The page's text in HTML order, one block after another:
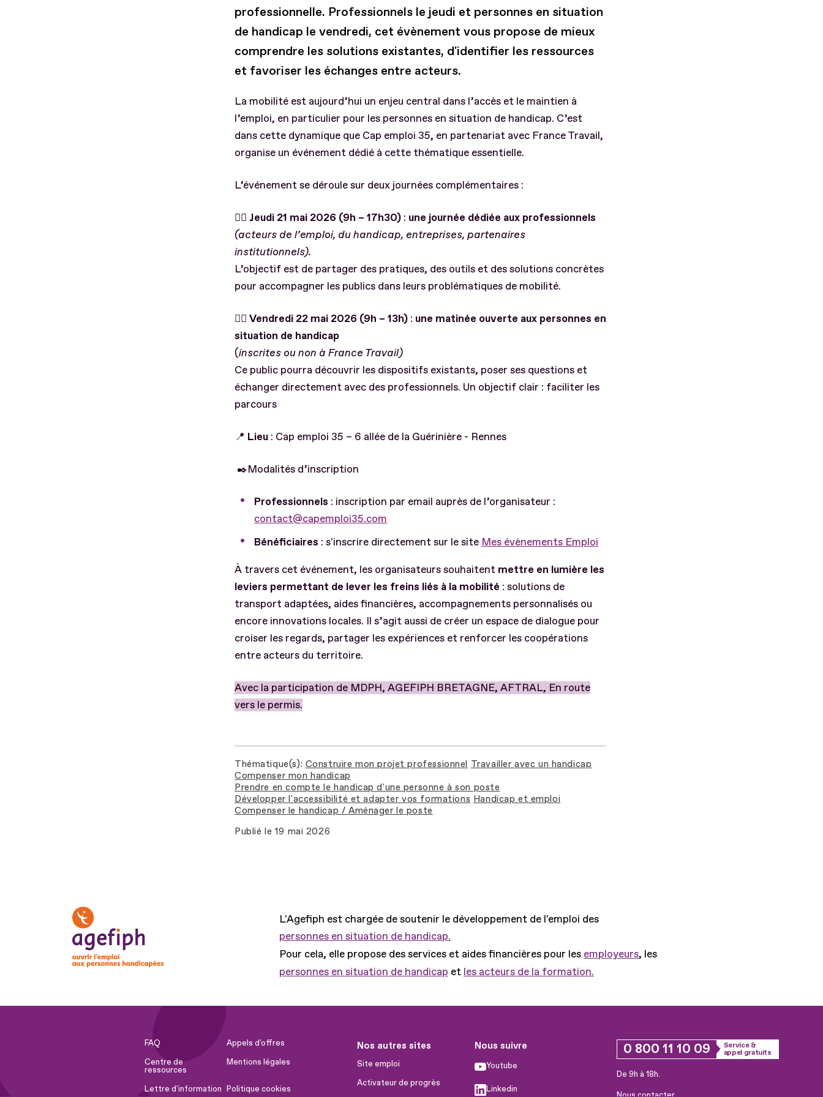
professionnelle. Professionnels le jeudi et personnes en situation
de handicap le vendredi, cet évènement vous propose de mieux
comprendre les solutions existantes, d'identifier les ressources
et favoriser les échanges entre acteurs.
La mobilité est aujourd’hui un enjeu central dans l’accès et le maintien à
l’emploi, en particulier pour les personnes en situation de handicap. C’est
dans cette dynamique que Cap emploi 35, en partenariat avec France Travail,
organise un événement dédié à cette thématique essentielle.
L’événement se déroule sur deux journées complémentaires :
👉🏻 Jeudi 21 mai 2026 (9h – 17h30) : une journée dédiée aux professionnels
(acteurs de l’emploi, du handicap, entreprises, partenaires
institutionnels).
L’objectif est de partager des pratiques, des outils et des solutions concrètes
pour accompagner les publics dans leurs problématiques de mobilité.
👉🏻 Vendredi 22 mai 2026 (9h – 13h) : une matinée ouverte aux personnes en
situation de handicap
(inscrites ou non à France Travail)
Ce public pourra découvrir les dispositifs existants, poser ses questions et
échanger directement avec des professionnels. Un objectif clair : faciliter les
parcours
📍 Lieu : Cap emploi 35 – 6 allée de la Guérinière - Rennes
✒️Modalités d’inscription
Professionnels : inscription par email auprès de l’organisateur :
contact@capemploi35.com
Bénéficiaires : s'inscrire directement sur le site Mes évènements Emploi
À travers cet événement, les organisateurs souhaitent mettre en lumière les
leviers permettant de lever les freins liés à la mobilité : solutions de
transport adaptées, aides financières, accompagnements personnalisés ou
encore innovations locales. Il s’agit aussi de créer un espace de dialogue pour
croiser les regards, partager les expériences et renforcer les coopérations
entre acteurs du territoire.
Avec la participation de MDPH, AGEFIPH BRETAGNE, AFTRAL, En route
vers le permis.
Thématique(s) Construire mon projet professionnel Travailler avec un handicap
Compenser mon handicap
Prendre en compte le handicap d'une personne à son poste
Développer l'accessibilité et adapter vos formations Handicap et emploi
Compenser le handicap / Aménager le poste
Publié le 19 mai 2026
L'Agefiph est chargée de soutenir le développement de l'emploi des
personnes en situation de handicap.
Pour cela, elle propose des services et aides financières pour les employeurs, les
personnes en situation de handicap et les acteurs de la formation.
FAQ
Appels d'offres
Centre de
ressources
Mentions légales
Lettre d'information Politique cookies
Nos autres sites
Site emploi
Activateur de progrès
Nous suivre
Youtube
Linkedin
0 800 11 10 09
Service &
appel gratuits
De 9h à 18h.
Nous contacter